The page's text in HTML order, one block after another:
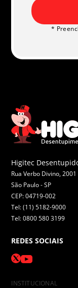
*
Higitec
Rua Verbo Divino,
São Paulo -SP
CEP: 04719-002
Tel: (11) 5182-9000
Tel: 0800 580 3199
REDES SOCIAIS
INSTITUCIONAL